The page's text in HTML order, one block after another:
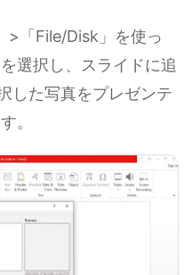
>「File/Disk」を使っ
選択し、スライドに追
した写真をプレゼンテ
。